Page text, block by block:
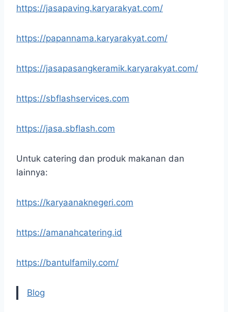
https://jasapaving.karyarakyat.com/
https://papannama.karyarakyat.com/
https://jasapasangkeramik.karyarakyat.com/
https://sbflashservices.com
https://jasa.sbflash.com
Untuk catering dan produk makanan dan
lainnya:
https://karyaanaknegeri.com
https://amanahcatering.id
https://bantulfamily.com/
Blog